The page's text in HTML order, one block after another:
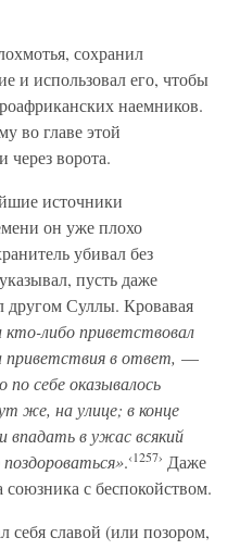
сохранил
и использовал его, чтобы
наемников.
во главе этой
ворота.
источники
он уже плохо
убивал без
пусть даже
другом Суллы. Кровавая
кто-либо приветствовал
приветствия в ответ, —
по себе оказывалось
же, на улице; в конце
впадать в ужас всякий
.‹1257› Даже
с беспокойством.
себя славой (или позором,